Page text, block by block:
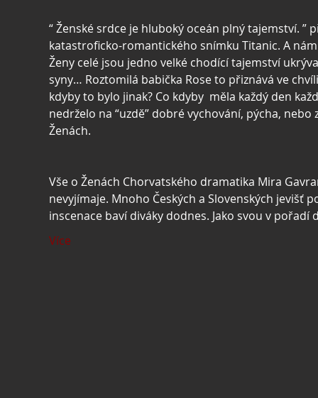
“ Ženské srdce je hluboký oceán plný tajemství. ”
katastroficko-romantického snímku Titanic. A
Ženy celé jsou jedno velké chodící tajemství
syny… Roztomilá babička Rose to přiznává ve
kdyby to bylo jinak? Co kdyby  měla každý den
nedrželo na “uzdě” dobré vychování, pýcha,
Ženách.
Vše o Ženách Chorvatského dramatika Mira
nevyjímaje. Mnoho Českých a Slovenských jevišť
inscenace baví diváky dodnes. Jako svou v
Více